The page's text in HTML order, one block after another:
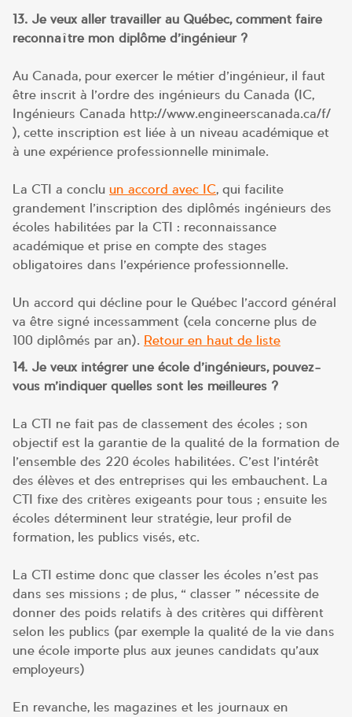
13. Je veux aller travailler au Québec, comment faire
reconnaître mon diplôme d’ingénieur ?
Au Canada, pour exercer le métier d’ingénieur, il faut
être inscrit à l’ordre des ingénieurs du Canada (IC,
Ingénieurs Canada http://www.engineerscanada.ca/f/
), cette inscription est liée à un niveau académique et
à une expérience professionnelle minimale.
La CTI a conclu un accord avec IC, qui facilite
grandement l’inscription des diplômés ingénieurs des
écoles habilitées par la CTI : reconnaissance
académique et prise en compte des stages
obligatoires dans l’expérience professionnelle.
Un accord qui décline pour le Québec l’accord général
va être signé incessamment (cela concerne plus de
100 diplômés par an). Retour en haut de liste
14. Je veux intégrer une école d’ingénieurs, pouvez-
vous m’indiquer quelles sont les meilleures ?
La CTI ne fait pas de classement des écoles ; son
objectif est la garantie de la qualité de la formation de
l’ensemble des 220 écoles habilitées. C’est l’intérêt
des élèves et des entreprises qui les embauchent. La
CTI fixe des critères exigeants pour tous ; ensuite les
écoles déterminent leur stratégie, leur profil de
formation, les publics visés, etc.
La CTI estime donc que classer les écoles n’est pas
dans ses missions ; de plus, « classer » nécessite de
donner des poids relatifs à des critères qui diffèrent
selon les publics (par exemple la qualité de la vie dans
une école importe plus aux jeunes candidats qu’aux
employeurs)
En revanche, les magazines et les journaux en